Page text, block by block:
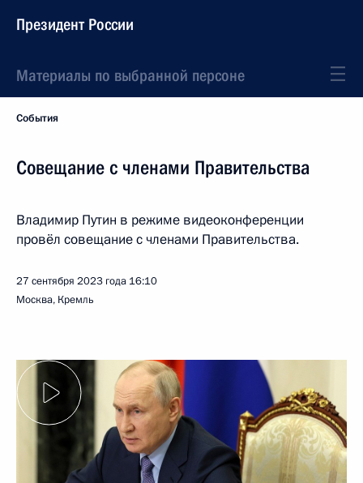
Президент России
Материалы по выбранной персоне
События
Совещание с членами Правительства
Владимир Путин в режиме видеоконференции
провёл совещание с членами Правительства.
27 сентября 2023 года 16:10
Москва, Кремль